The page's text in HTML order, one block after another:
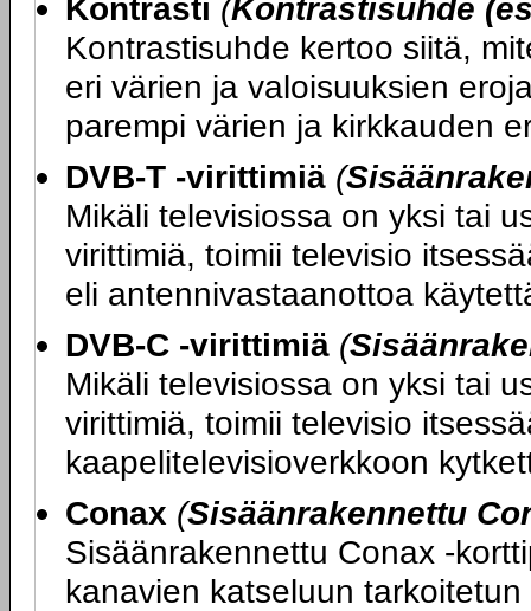
Kontrasti (Kontrastisuhde
Kontrastisuhde kertoo siitä,
eri värien ja valoisuuksien
parempi värien ja kirkkauden
DVB-T -virittimiä (
Mikäli televisiossa on yksi tai
virittimiä, toimii televisio
eli antennivastaanottoa
DVB-C -virittimiä (
Mikäli televisiossa on yksi tai
virittimiä, toimii televisio
kaapelitelevisioverkkoon
Conax (Sisäänrakennettu
Sisäänrakennettu Conax -
kanavien katseluun